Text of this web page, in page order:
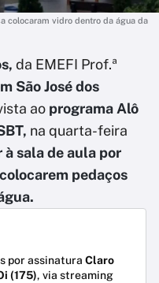
colocaram vidro dentro da água da
da EMEFI Prof.ª
São José dos
ao programa Alô
na quarta-feira
sala de aula por
pedaços
por assinatura Claro
(175), via streaming